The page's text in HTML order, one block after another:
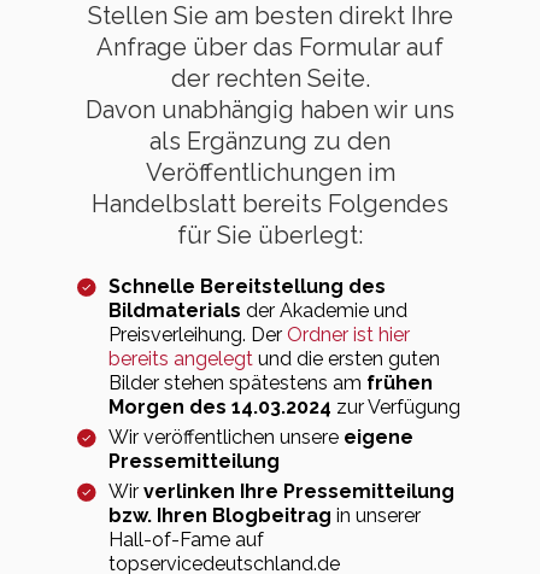
Stellen Sie am besten direkt Ihre
Anfrage über das Formular auf
der rechten Seite.
Davon unabhängig haben wir uns
als Ergänzung zu den
Veröffentlichungen im
Handelbslatt bereits Folgendes
für Sie überlegt:
Schnelle Bereitstellung des
Bildmaterials der Akademie und
Preisverleihung. Der Ordner ist hier
bereits angelegt und die ersten guten
Bilder stehen spätestens am frühen
Morgen des 14.03.2024 zur Verfügung
Wir veröffentlichen unsere eigene
Pressemitteilung
Wir verlinken Ihre Pressemitteilung
bzw. Ihren Blogbeitrag in unserer
Hall-of-Fame auf
topservicedeutschland.de